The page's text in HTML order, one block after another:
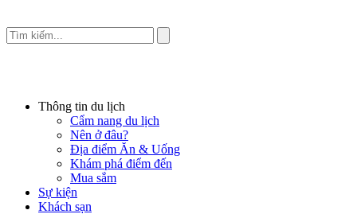
Thông tin du lịch
Cẩm nang du lịch
Nên ở đâu?
Địa điểm Ăn & Uống
Khám phá điểm đến
Mua sắm
Sự kiện
Khách sạn